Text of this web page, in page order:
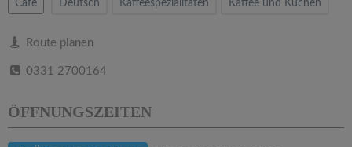
Cafe Deutsch Kaffeespezialitäten Kaffee und Kuchen
Route planen
0331 2700164
ÖFFNUNGSZEITEN
i
a